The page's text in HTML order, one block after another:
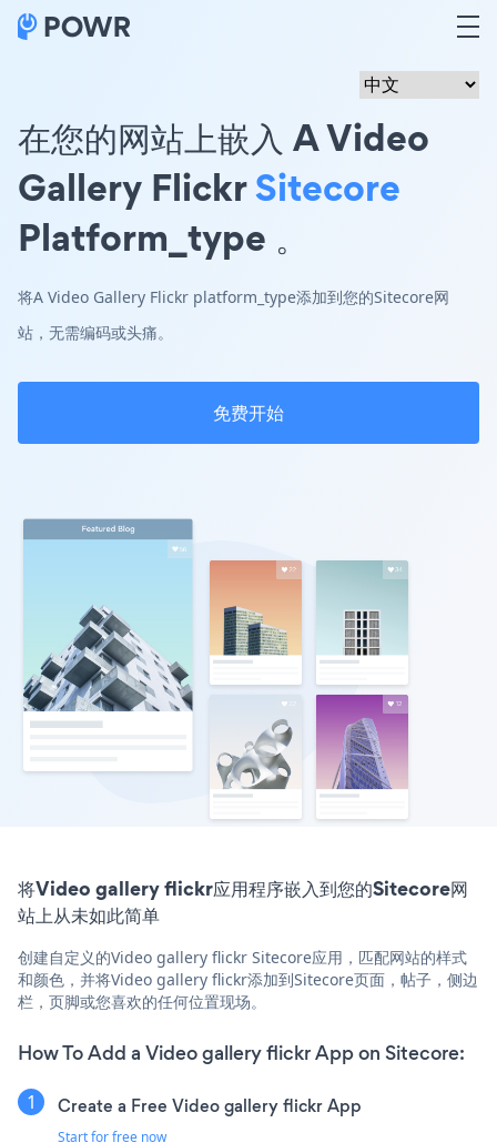
在您的网站上嵌入 A Video
Gallery FlickrSitecore
Platform_type 。
将A Video Gallery Flickr platform_type添加到您的Sitecore网
站，无需编码或头痛。
免费开始
将Video gallery flickr应用程序嵌入到您的Sitecore网
站上从未如此简单
创建自定义的Video gallery flickr Sitecore应用，匹配网站的样式
和颜色，并将Video gallery flickr添加到Sitecore页面，帖子，侧边
栏，页脚或您喜欢的任何位置现场。
How To Add a Video gallery flickr App on Sitecore:
Create a Free Video gallery flickr App
Start for free now